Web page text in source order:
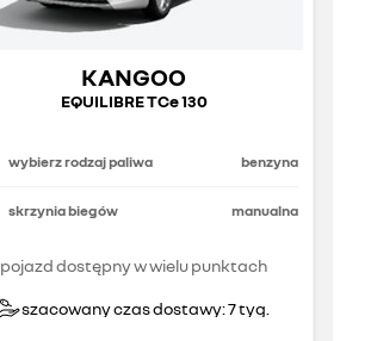
KANGOO
EQUILIBRE TCe 130
wybierz rodzaj paliwa benzyna
skrzynia biegów manualna
pojazd dostępny w wielu punktach
szacowany czas dostawy: 7 tyg.